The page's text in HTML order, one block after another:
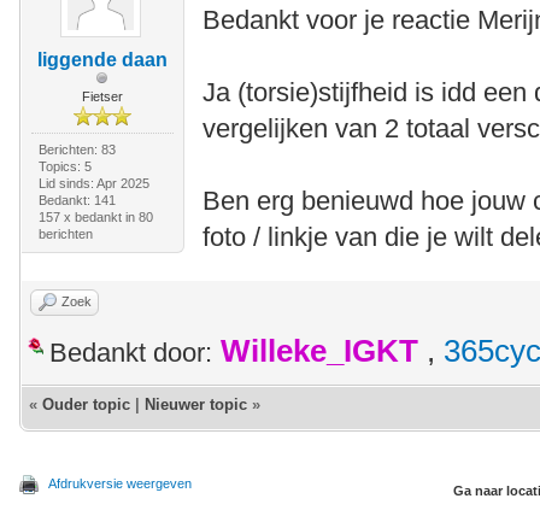
liggende daan
Fietser
Berichten: 83
Topics: 5
Lid sinds: Apr 2025
Bedankt: 141
157 x bedankt in 80
berichten
Bedankt voor je reactie
Ja (torsie)stijfheid is idd een
vergelijken van 2 totaal
Ben erg benieuwd hoe jouw
foto / linkje van die je wilt
Zoek
Bedankt door: Willeke_IGKT ,
« Ouder topic Nieuwer topic »
Afdrukversie weergeven Ga naar